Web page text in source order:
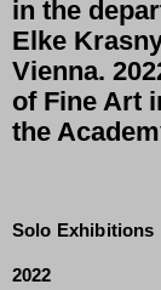
in the
Elke
Vienna.
of Fine Art
the
Solo Exhibitions
2022